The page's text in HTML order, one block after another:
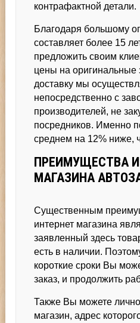
контрафактной детали.
Благодаря большому
составляет более 15
предложить своим
цены на оригинальные
доставку мы
непосредственно с
производителей, не
посредников. Именно
среднем на 12% ниже,
ПРЕИМУЩЕСТВА
МАГАЗИНА
Существенным
интернет магазина
заявленный здесь
есть в наличии.
короткие сроки Вы
заказ, и продолжить
Также Вы можете
магазин, адрес